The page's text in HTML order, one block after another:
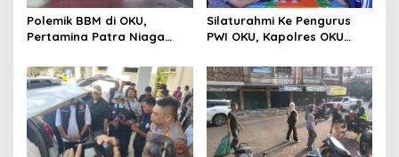
Polemik BBM di OKU,
Pertamina Patra Niaga
Optimalkan Penyaluran
BBM Subsidi dan Perkuat
Pengawasan di Kabupaten
Ogan Komering Ulu
Silaturahmi Ke Pengurus
PWI OKU, Kapolres OKU
Media dan Polri